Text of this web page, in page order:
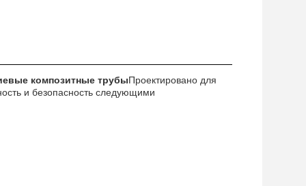
композитные трубыПроектировано для
и безопасность следующими